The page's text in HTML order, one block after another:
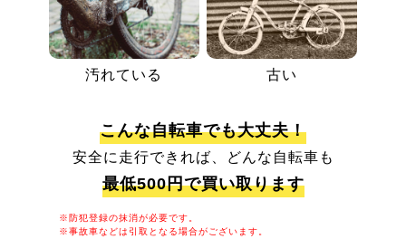
汚れている 古い
こんな自転車でも大丈夫！
安全に走行できれば、どんな自転車も
最低500円で買い取ります
※防犯登録の抹消が必要です。
※事故車などは引取となる場合がございます。